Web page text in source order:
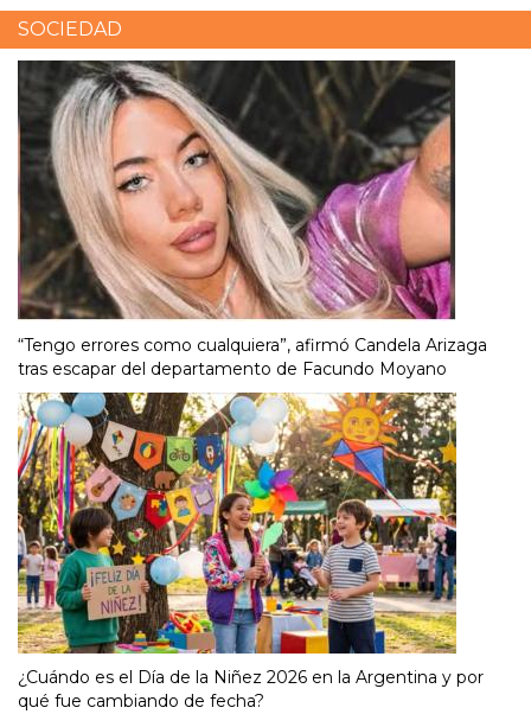
SOCIEDAD
“Tengo errores como cualquiera”, afirmó Candela Arizaga
tras escapar del departamento de Facundo Moyano
¿Cuándo es el Día de la Niñez 2026 en la Argentina y por
qué fue cambiando de fecha?